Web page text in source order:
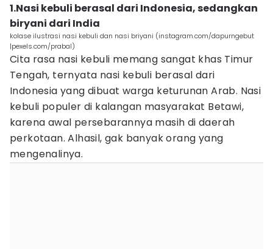
1.Nasi kebuli berasal dari Indonesia, sedangkan
biryani dari India
kolase ilustrasi nasi kebuli dan nasi briyani (instagram.com/dapurngebut
|pexels.com/prabal)
Cita rasa nasi kebuli memang sangat khas Timur
Tengah, ternyata nasi kebuli berasal dari
Indonesia yang dibuat warga keturunan Arab. Nasi
kebuli populer di kalangan masyarakat Betawi,
karena awal persebarannya masih di daerah
perkotaan. Alhasil, gak banyak orang yang
mengenalinya.